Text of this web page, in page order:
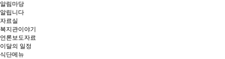
알림마당
알립니다
자료실
복지관이야기
언론보도자료
이달의 일정
식단메뉴